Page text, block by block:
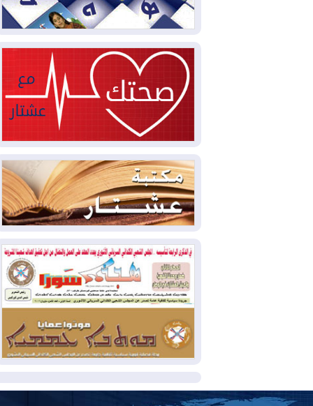
2026-08-03رئيس إقليم كوردستان في
2026-08-03
العراق يؤكد مجدداً التزامه
بمنع الهجمات على الدول المجاورة
2026-08-03
العجز والاقتراض يطوقان
المالية العراقية.. اقتراض يتجاوز 3 تريليونات
دينار!
2026-08-03كوبا تغرق في الظلام مجددا
وانهيار الشبكة الكهربائية
2026-08-03
أوامر بإجلاء 60 ألف شخص
بسبب الحرائق في ولاية واشنطن
2026-08-02
مشروع "حسابي" يُمهل
الموظفين حتى نهاية أغسطس لاستلام
بطاقاتهم المصرفية
2026-08-02دمشق وعمّان تحذران بغداد:
أي هجوم من أراضي العراق سيواجه برد
المزيد